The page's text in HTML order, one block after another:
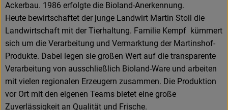
Ackerbau. 1986 erfolgte die Bioland-Anerkennung.
Heute bewirtschaftet der junge Landwirt Martin Stoll die
Landwirtschaft mit der Tierhaltung. Familie Kempf kümmert
sich um die Verarbeitung und Vermarktung der Martinshof-
Produkte. Dabei legen sie großen Wert auf die transparente
Verarbeitung von ausschließlich Bioland-Ware und arbeiten
mit vielen regionalen Erzeugern zusammen. Die Produktion
vor Ort mit den eigenen Teams bietet eine große
Zuverlässigkeit an Qualität und Frische.